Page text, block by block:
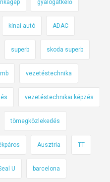
gyalogátkelő
kínai autó ADAC
superb skoda superb
vezetéstechnika
vezetéstechnikai képzés
tömegközlekedés
Ausztria TT
U barcelona